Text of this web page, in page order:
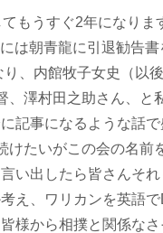
もうすぐ2年になりま
は朝青龍に引退勧告
、内館牧子女史（以
、澤村田之助さん、
記事になるような話で
たいがこの会の名前
い出したら皆さんそ
え、ワリカンを英語
様から相撲と関係な